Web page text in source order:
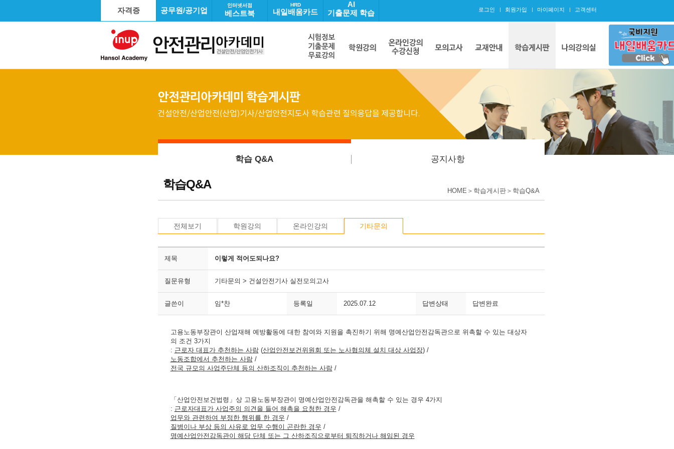
자격증 공무원/공기업
인터넷서점
베스트북
HRD
내일배움카드
AI
기출문제 학습
로그인 회원가입 마이페이지 고객센터
학습 Q&A 공지사항
학습Q&A HOME＞학습게시판＞학습Q&A
전체보기 학원강의 온라인강의 기타문의
제목 이렇게 적어도되나요?
질문유형 기타문의 > 건설안전기사 실전모의고사
글쓴이 임*찬 등록일 2025.07.12 답변상태 답변완료
고용노동부장관이 산업재해 예방활동에 대한 참여와 지원을 촉진하기 위해 명예산업안전감독관으로 위촉할 수 있는 대상자
의 조건 3가지
: 근로자 대표가 추천하는 사람(산업안전보건위원회 또는 노사협의체 설치 대상 사업장) /
노동조합에서 추천하는 사람/
전국 규모의 사업주단체 등의 산하조직이 추천하는 사람/
「산업안전보건법령」상 고용노동부장관이 명예산업안전감독관을 해촉할 수 있는 경우 4가지
: 근로자대표가 사업주의 의견을 들어 해촉을 요청한 경우 /
업무와 관련하여 부정한 행위를 한 경우 /
질병이나 부상 등의 사유로 업무 수행이 곤란한 경우 /
명예산업안전감독관이 해당 단체 또는 그 산하조직으로부터 퇴직하거나 해임된 경우